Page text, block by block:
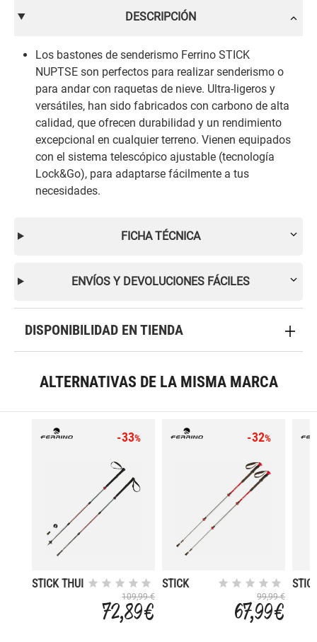
DESCRIPCIÓN
Los bastones de senderismo Ferrino STICK
NUPTSE son perfectos para realizar senderismo o
para andar con raquetas de nieve. Ultra-ligeros y
versátiles, han sido fabricados con carbono de alta
calidad, que ofrecen durabilidad y un rendimiento
excepcional en cualquier terreno. Vienen equipados
con el sistema telescópico ajustable (tecnología
Lock&Go), para adaptarse fácilmente a tus
necesidades.
FICHA TÉCNICA
ENVÍOS Y DEVOLUCIONES FÁCILES
DISPONIBILIDAD EN TIENDA
ALTERNATIVAS DE LA MISMA MARCA
-33%
STICK THUI
109,99 €
72,89 €
-32%
STICK
99,99 €
67,99 €